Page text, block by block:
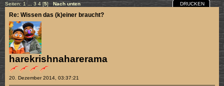
Seiten: 1 ... 3 4 [5] Nach unten DRUCKEN
harekrishnaharerama
20. Dezember 2014, 03:37:21
Re: Wissen das (k)einer braucht?